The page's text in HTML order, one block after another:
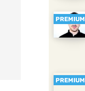
PREMIUM
PREMIUM